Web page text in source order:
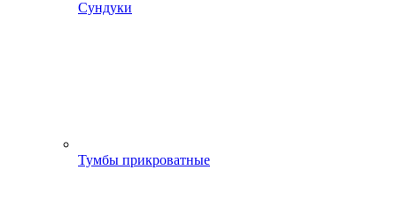
Сундуки
Тумбы прикроватные